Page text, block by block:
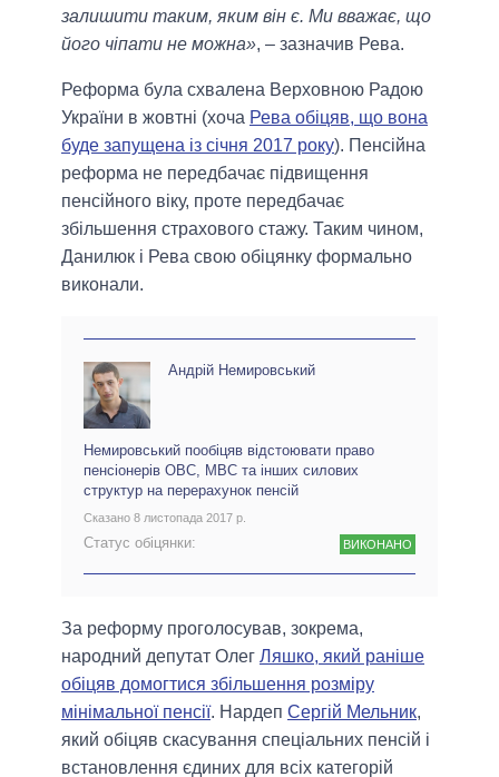
залишити таким, яким він є. Ми вважає, що
його чіпати не можна», – зазначив Рева.
Реформа була схвалена Верховною Радою
України в жовтні (хоча Рева обіцяв, що вона
буде запущена із січня 2017 року). Пенсійна
реформа не передбачає підвищення
пенсійного віку, проте передбачає
збільшення страхового стажу. Таким чином,
Данилюк і Рева свою обіцянку формально
виконали.
Андрій Немировський
Немировський пообіцяв відстоювати право
пенсіонерів ОВС, МВС та інших силових
структур на перерахунок пенсій
Сказано 8 листопада 2017 р.
Статус обіцянки: ВИКОНАНО
За реформу проголосував, зокрема,
народний депутат Олег Ляшко, який раніше
обіцяв домогтися збільшення розміру
мінімальної пенсії. Нардеп Сергій Мельник,
який обіцяв скасування спеціальних пенсій і
встановлення єдиних для всіх категорій